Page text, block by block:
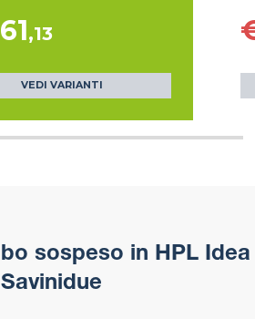
,13
VEDI VARIANTI
sospeso in HPL Idea
Savinidue